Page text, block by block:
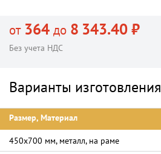
от364 до 8 343.40 ₽
Без учета НДС
Варианты изготовления
Размер, Материал
450х700 мм, металл, на раме